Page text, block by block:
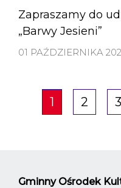
Zapraszamy do
„Barwy Jesieni”
01 PAŹDZIERNIKA
1 2 3
Gminny Ośrodek